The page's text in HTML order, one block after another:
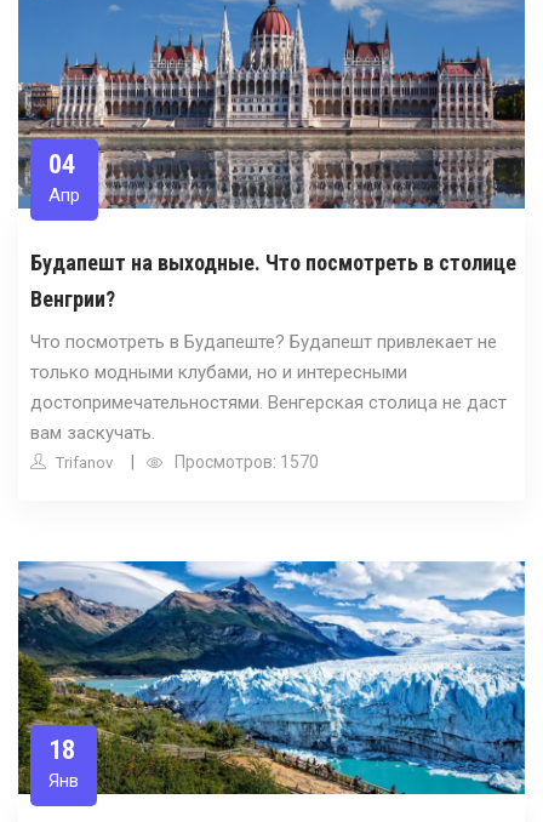
04
Апр
Будапешт на выходные. Что посмотреть в столице
Венгрии?
Что посмотреть в Будапеште? Будапешт привлекает не
только модными клубами, но и интересными
достопримечательностями. Венгерская столица не даст
вам заскучать.
Trifanov Просмотров: 1570
18
Янв